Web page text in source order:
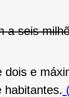
a seis
dois e
habitantes.